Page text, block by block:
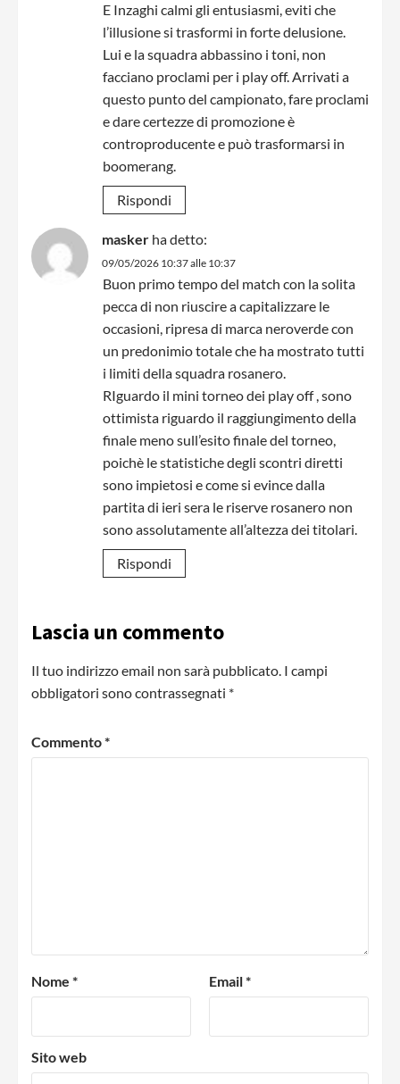
E Inzaghi calmi gli entusiasmi, eviti che
l’illusione si trasformi in forte delusione.
Lui e la squadra abbassino i toni, non
facciano proclami per i play off. Arrivati a
questo punto del campionato, fare proclami
e dare certezze di promozione è
controproducente e può trasformarsi in
boomerang.
Rispondi
masker ha detto:
09/05/2026 10:37 alle 10:37
Buon primo tempo del match con la solita
pecca di non riuscire a capitalizzare le
occasioni, ripresa di marca neroverde con
un predonimio totale che ha mostrato tutti
i limiti della squadra rosanero.
RIguardo il mini torneo dei play off , sono
ottimista riguardo il raggiungimento della
finale meno sull’esito finale del torneo,
poichè le statistiche degli scontri diretti
sono impietosi e come si evince dalla
partita di ieri sera le riserve rosanero non
sono assolutamente all’altezza dei titolari.
Rispondi
Lascia un commento
Il tuo indirizzo email non sarà pubblicato. I campi
obbligatori sono contrassegnati *
Commento*
Nome * Email*
Sito web